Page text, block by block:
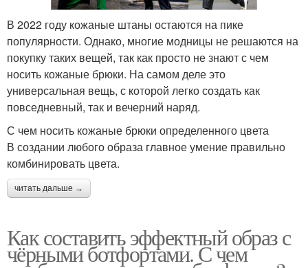
В 2022 году кожаные штаны остаются на пике
популярности. Однако, многие модницы не решаются на
покупку таких вещей, так как просто не знают с чем
носить кожаные брюки. На самом деле это
универсальная вещь, с которой легко создать как
повседневный, так и вечерний наряд.
С чем носить кожаные брюки определенного цвета
В создании любого образа главное умение правильно
комбинировать цвета.
читать дальше →
Как составить эффектный образ с
чёрными ботфортами. С чем